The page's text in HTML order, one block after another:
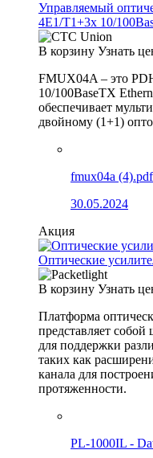
Управляемый
4E1/T1+3x 10/
В корзину Узнать
FMUX04A – это
10/100BaseTX
обеспечивает
двойному (1+1)
fmux04a (4).pdf
30.05.2024
Акция
Оптические
В корзину Узнать
Платформа
представляет
для поддержки
таких как
канала для
протяженности.
PL-1000IL -